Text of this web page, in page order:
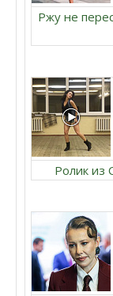
Ржу не
Ролик из